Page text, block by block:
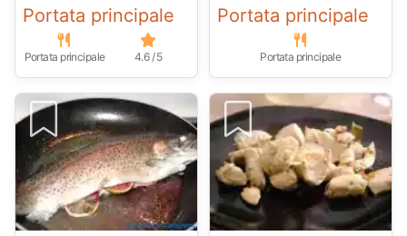
Portata principale
Portata principale 4.6 / 5
Portata principale
Portata principale